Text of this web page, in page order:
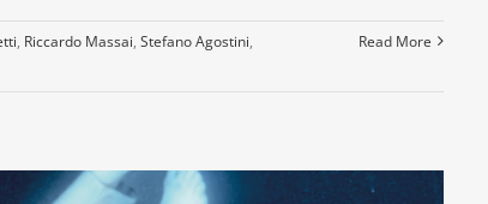
, Riccardo Massai, Stefano Agostini,
Read More